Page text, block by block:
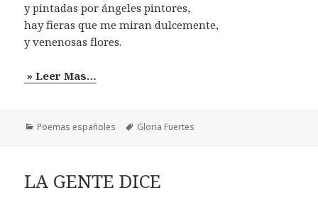
y pintadas por ángeles pintores,
hay fieras que me miran dulcemente,
y venenosas flores.
» Leer Mas…
Categorías
Poemas españoles Etiquetas
Gloria Fuertes
LA GENTE DICE